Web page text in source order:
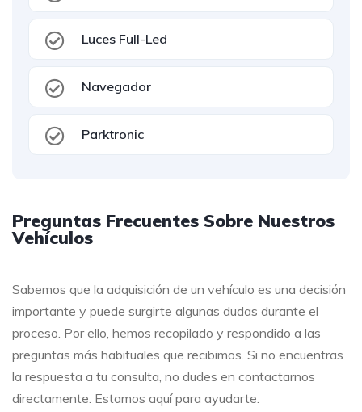
Luces Full-Led
Navegador
Parktronic
Preguntas Frecuentes Sobre Nuestros
Vehículos
Sabemos que la adquisición de un vehículo es una decisión
importante y puede surgirte algunas dudas durante el
proceso. Por ello, hemos recopilado y respondido a las
preguntas más habituales que recibimos. Si no encuentras
la respuesta a tu consulta, no dudes en contactarnos
directamente. Estamos aquí para ayudarte.